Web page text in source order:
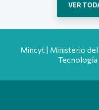
VER
Mincyt | Ministerio